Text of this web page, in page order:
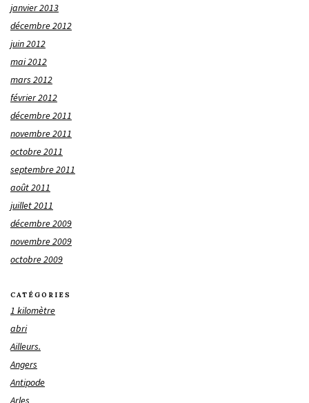
janvier 2013
décembre 2012
juin 2012
mai 2012
mars 2012
février 2012
décembre 2011
novembre 2011
octobre 2011
septembre 2011
août 2011
juillet 2011
décembre 2009
novembre 2009
octobre 2009
CATÉGORIES
1 kilomètre
abri
Ailleurs.
Angers
Antipode
Arles